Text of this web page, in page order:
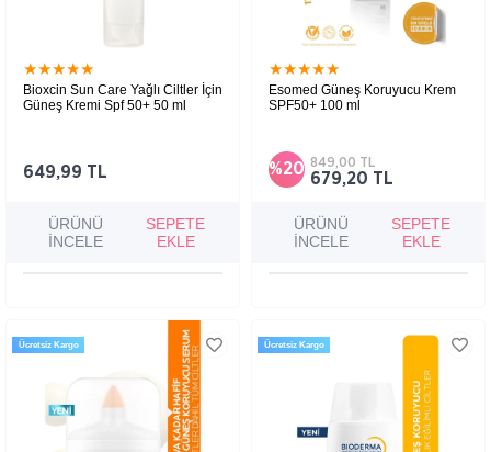
★★★★★
Bioxcin Sun Care Yağlı Ciltler İçin
Güneş Kremi Spf 50+ 50 ml
649,99 TL
ÜRÜNÜ
İNCELE
SEPETE
EKLE
★★★★★
Esomed Güneş Koruyucu Krem
SPF50+ 100 ml
karşı destek sağlamaya yardımcı olan güneş
kremidir.
%20
679,20 TL
849,00 TL
ÜRÜNÜ
İNCELE
SEPETE
EKLE
Ücretsiz Kargo Ücretsiz Kargo